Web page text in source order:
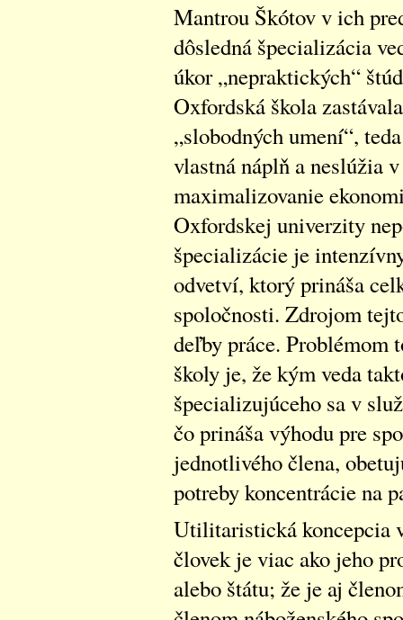
Mantrou Škótov v ich
dôsledná špecializácia
úkor „nepraktických“
Oxfordská škola
„slobodných umení“,
vlastná náplň a neslúžia
maximalizovanie
Oxfordskej univerzity
špecializácie je
odvetví, ktorý prináša
spoločnosti. Zdrojom
deľby práce. Problémom
školy je, že kým veda
špecializujúceho sa v
čo prináša výhodu pre
jednotlivého člena,
potreby koncentrácie na
Utilitaristická koncepcia
človek je viac ako jeho
alebo štátu; že je aj